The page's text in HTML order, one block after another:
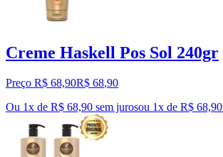
Creme Haskell Pos Sol 240gr
Preço R$ 68,90R$ 68,90
Ou 1x de R$ 68,90 sem jurosou 1x de R$ 68,90